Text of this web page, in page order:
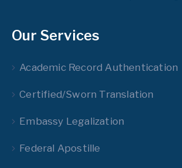
Our Services
Academic Record Authentication
Certified/Sworn Translation
Embassy Legalization
Federal Apostille